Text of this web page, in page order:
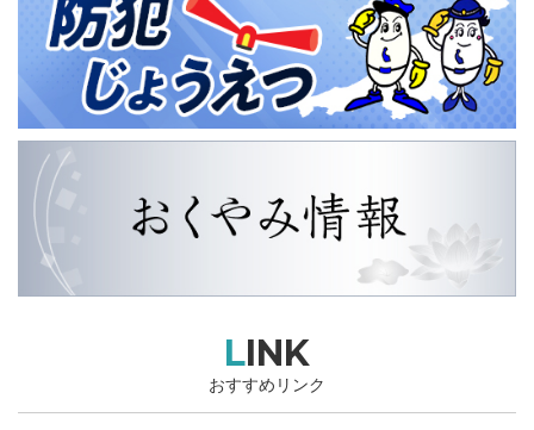
LINK
おすすめリンク